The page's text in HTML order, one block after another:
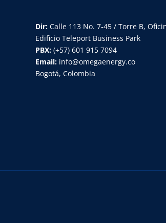
Dir:Calle 113 No. 7-45 / Torre B,
Edificio Teleport Business Park
PBX:(+57) 601 915 7094
Email:info@omegaenergy.co
Bogotá, Colombia